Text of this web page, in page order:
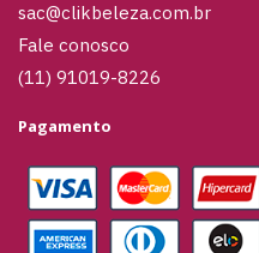
sac@clikbeleza.com.br
Fale conosco
(11) 91019-8226
Pagamento